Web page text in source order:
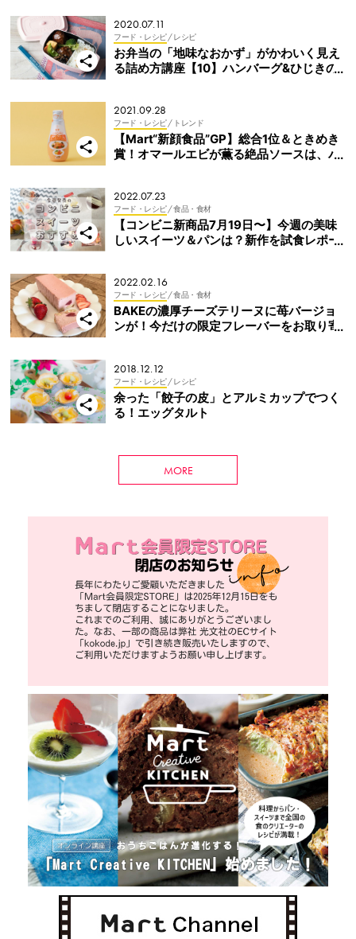
2020.07.11
フード・レシピ/ レシピ
お弁当の「地味なおかず」がかわいく見え
る詰め方講座【10】ハンバーグ&ひじきの
2021.09.28
フード・レシピ/ トレンド
【Mart“新顔食品”GP】総合1位＆ときめき
賞！オマールエビが薫る絶品ソースは、パ
2022.07.23
フード・レシピ/ 食品・食材
【コンビニ新商品7月19日〜】今週の美味
しいスイーツ＆パンは？新作を試食レポー
2022.02.16
フード・レシピ/ 食品・食材
BAKEの濃厚チーズテリーヌに苺バージョ
ンが！今だけの限定フレーバーをお取り寄
2018.12.12
フード・レシピ/ レシピ
余った「餃子の皮」とアルミカップでつく
る！エッグタルト
MORE